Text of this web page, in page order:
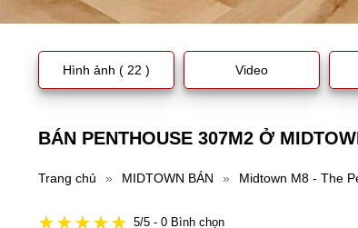
Hình ảnh ( 22 ) Video
BÁN PENTHOUSE 307M2 Ở
Trang chủ » MIDTOWN BÁN » Midtown M8 - The
5/5 - 0 Bình chọn